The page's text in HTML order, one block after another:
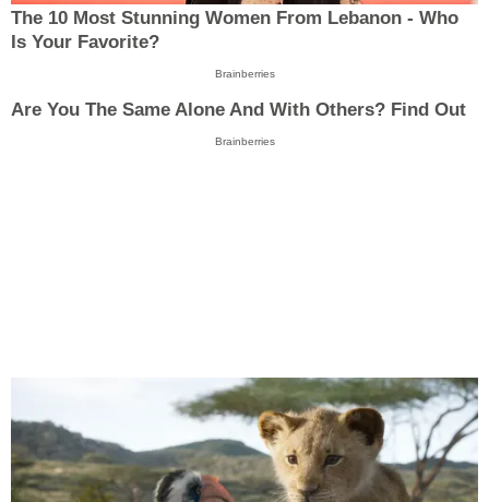
The 10 Most Stunning Women From Lebanon - Who
Is Your Favorite?
Brainberries
Are You The Same Alone And With Others? Find Out
Brainberries